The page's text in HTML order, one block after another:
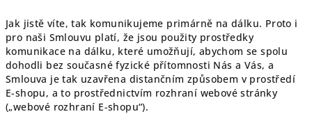
Jak jistě víte, tak komunikujeme primárně na dálku. Proto i
pro naši Smlouvu platí, že jsou použity prostředky
komunikace na dálku, které umožňují, abychom se spolu
dohodli bez současné fyzické přítomnosti Nás a Vás, a
Smlouva je tak uzavřena distančním způsobem v prostředí
E-shopu, a to prostřednictvím rozhraní webové stránky
(„webové rozhraní E-shopu“).